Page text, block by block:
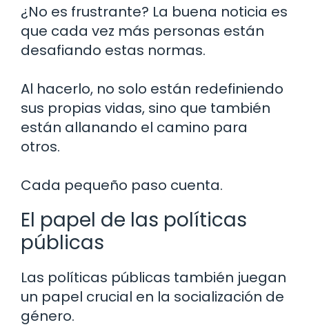
¿No es frustrante? La buena noticia es
que cada vez más personas están
desafiando estas normas.
Al hacerlo, no solo están redefiniendo
sus propias vidas, sino que también
están allanando el camino para
otros.
Cada pequeño paso cuenta.
El papel de las políticas
públicas
Las políticas públicas también juegan
un papel crucial en la socialización de
género.